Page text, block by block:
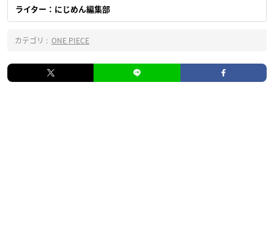
ライター：にじめん編集部
カテゴリ : ONE PIECE